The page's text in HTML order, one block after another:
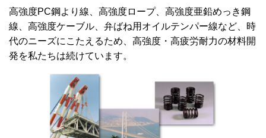
高強度PC鋼より線、高強度ロープ、高強度亜鉛めっき鋼
線、高強度ケーブル、弁ばね用オイルテンパー線など、時
代のニーズにこたえるため、高強度・高疲労耐力の材料開
発を私たちは続けています。